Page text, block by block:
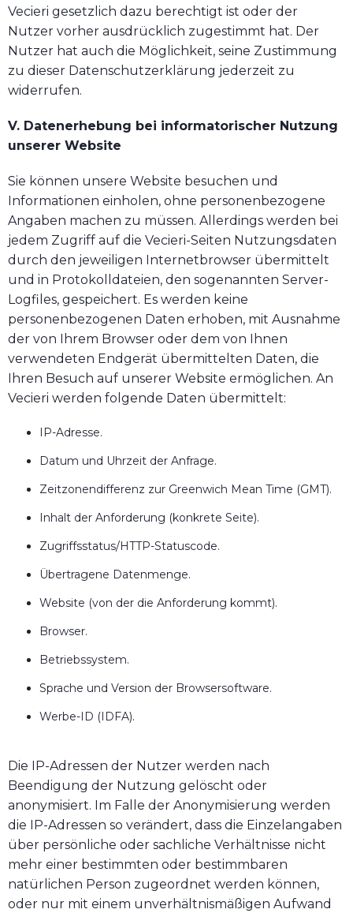
Vecieri gesetzlich dazu berechtigt ist oder der
Nutzer vorher ausdrücklich zugestimmt hat. Der
Nutzer hat auch die Möglichkeit, seine Zustimmung
zu dieser Datenschutzerklärung jederzeit zu
widerrufen.
V. Datenerhebung bei informatorischer Nutzung
unserer Website
Sie können unsere Website besuchen und
Informationen einholen, ohne personenbezogene
Angaben machen zu müssen. Allerdings werden bei
jedem Zugriff auf die Vecieri-Seiten Nutzungsdaten
durch den jeweiligen Internetbrowser übermittelt
und in Protokolldateien, den sogenannten Server-
Logfiles, gespeichert. Es werden keine
personenbezogenen Daten erhoben, mit Ausnahme
der von Ihrem Browser oder dem von Ihnen
verwendeten Endgerät übermittelten Daten, die
Ihren Besuch auf unserer Website ermöglichen. An
Vecieri werden folgende Daten übermittelt:
IP-Adresse.
Datum und Uhrzeit der Anfrage.
Zeitzonendifferenz zur Greenwich Mean Time (GMT).
Inhalt der Anforderung (konkrete Seite).
Zugriffsstatus/HTTP-Statuscode.
Übertragene Datenmenge.
Website (von der die Anforderung kommt).
Browser.
Betriebssystem.
Sprache und Version der Browsersoftware.
Werbe-ID (IDFA).
Die IP-Adressen der Nutzer werden nach
Beendigung der Nutzung gelöscht oder
anonymisiert. Im Falle der Anonymisierung werden
die IP-Adressen so verändert, dass die Einzelangaben
über persönliche oder sachliche Verhältnisse nicht
mehr einer bestimmten oder bestimmbaren
natürlichen Person zugeordnet werden können,
oder nur mit einem unverhältnismäßigen Aufwand